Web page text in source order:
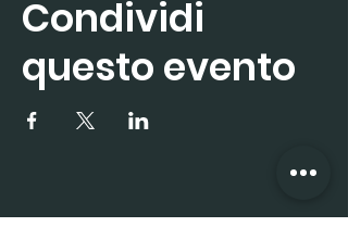
Condividi
questo evento